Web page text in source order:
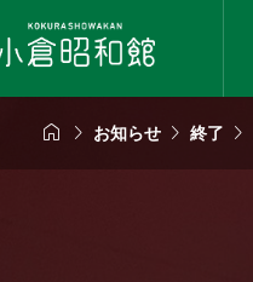
  お知らせ  終了 